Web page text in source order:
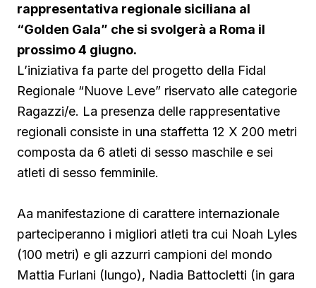
rappresentativa regionale siciliana al
“Golden Gala” che si svolgerà a Roma il
prossimo 4 giugno.
L’iniziativa fa parte del progetto della Fidal
Regionale “Nuove Leve” riservato alle categorie
Ragazzi/e. La presenza delle rappresentative
regionali consiste in una staffetta 12 X 200 metri
composta da 6 atleti di sesso maschile e sei
atleti di sesso femminile.
Aa manifestazione di carattere internazionale
parteciperanno i migliori atleti tra cui Noah Lyles
(100 metri) e gli azzurri campioni del mondo
Mattia Furlani (lungo), Nadia Battocletti (in gara